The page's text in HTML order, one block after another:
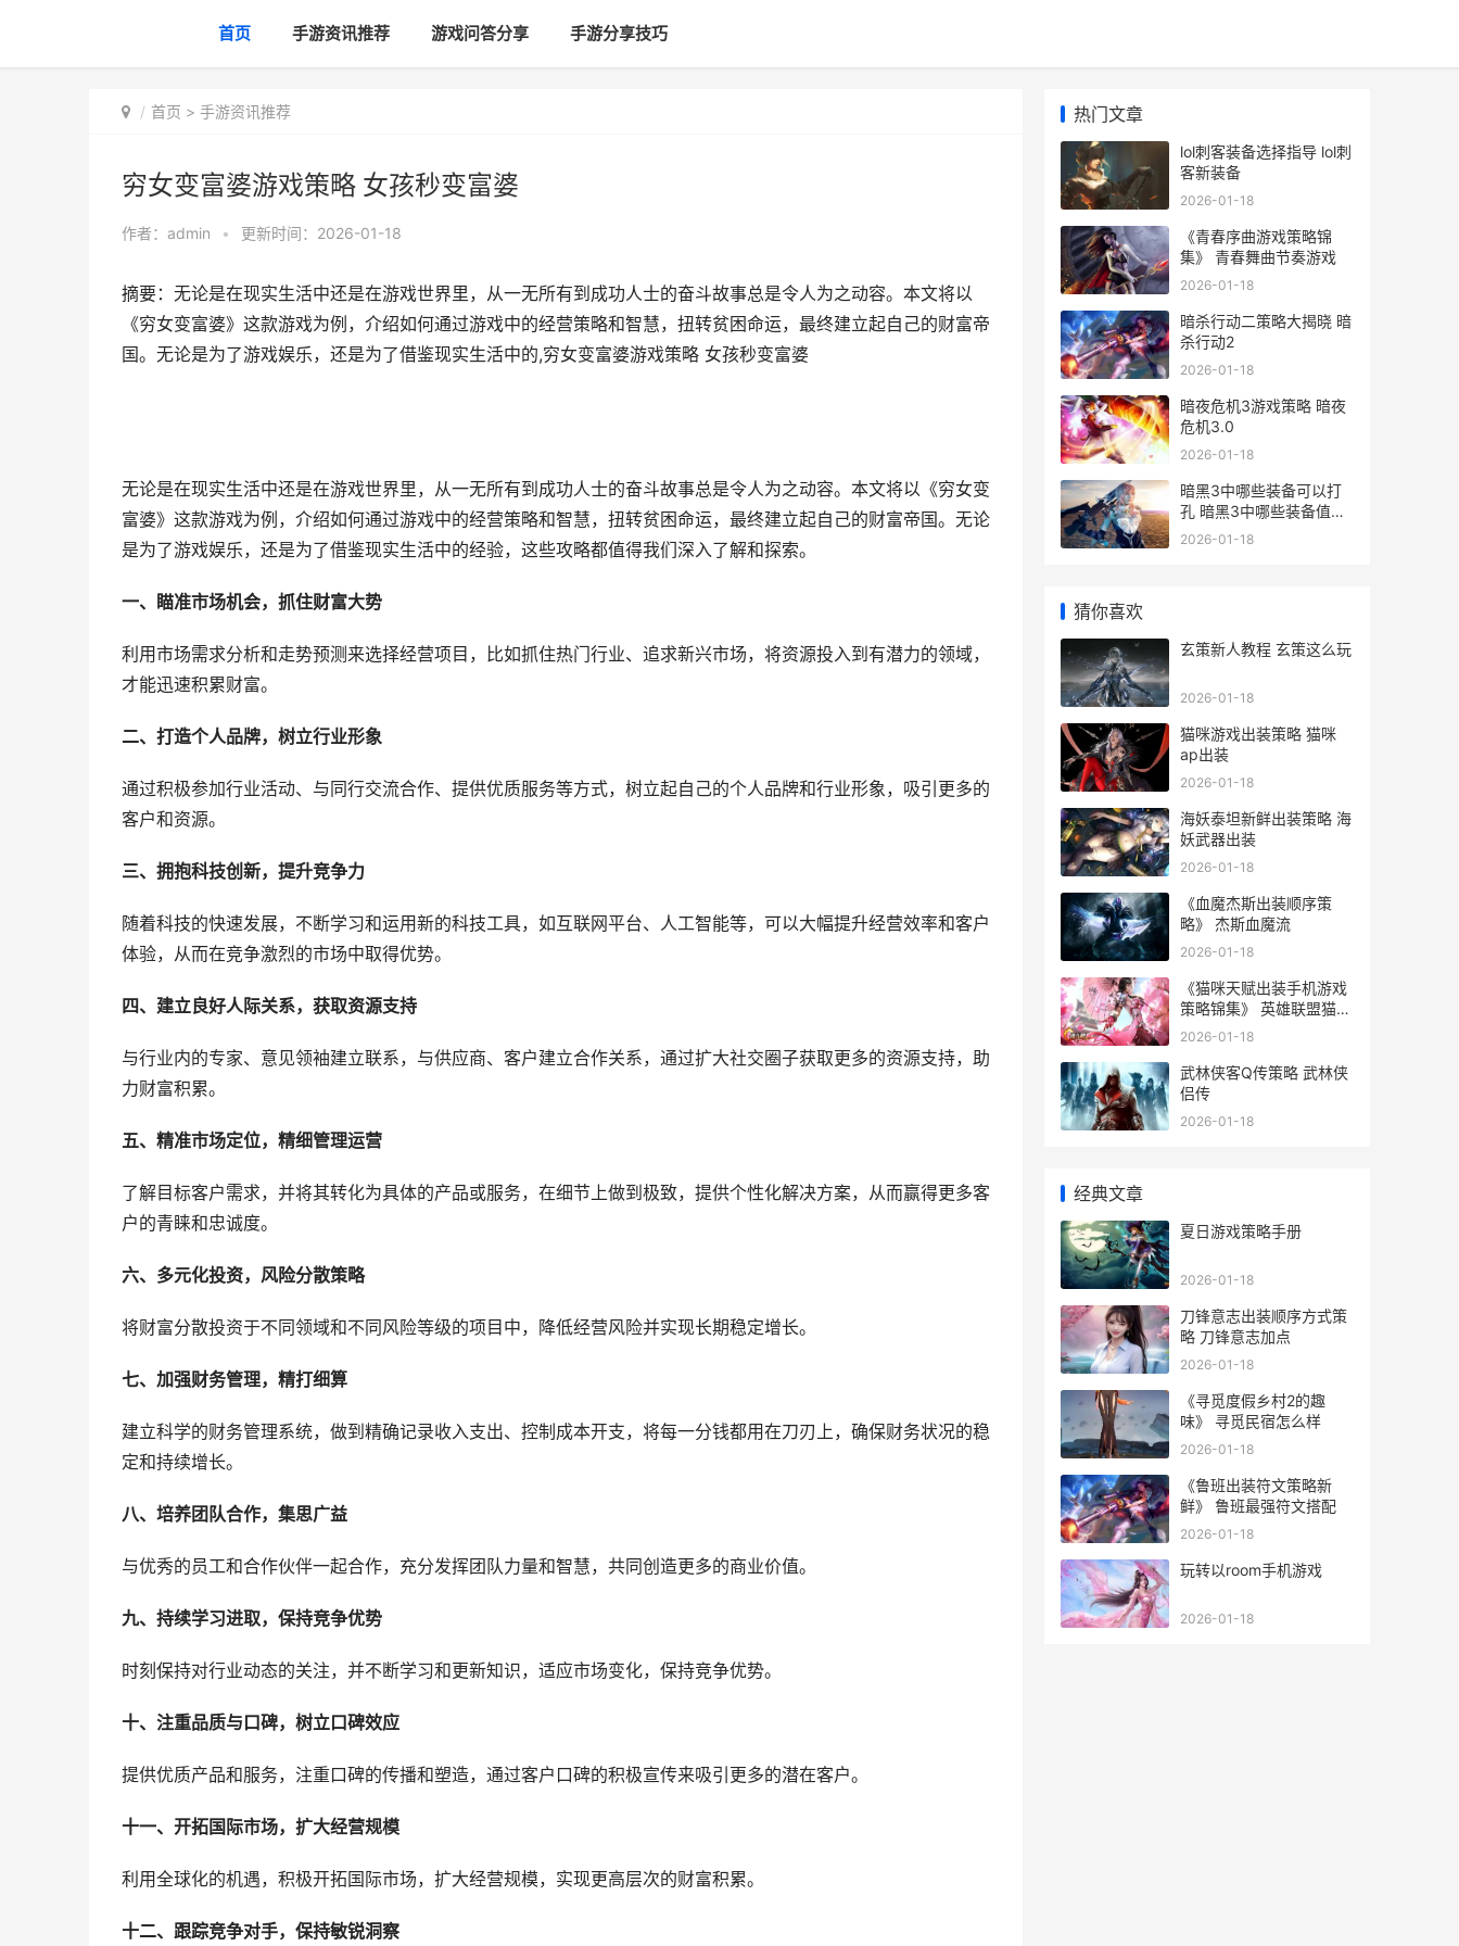
首页 手游资讯推荐 游戏问答分享 手游分享技巧
首页 > 手游资讯推荐
穷女变富婆游戏策略 女孩秒变富婆
作者： admin • 更新时间：2026-01-18
摘要：无论是在现实生活中还是在游戏世界里，从一无所有到成功人士的奋斗故事总是令人为之动容。本文将以
《穷女变富婆》这款游戏为例，介绍如何通过游戏中的经营策略和智慧，扭转贫困命运，最终建立起自己的财富帝
国。无论是为了游戏娱乐，还是为了借鉴现实生活中的,穷女变富婆游戏策略 女孩秒变富婆
无论是在现实生活中还是在游戏世界里，从一无所有到成功人士的奋斗故事总是令人为之动容。本文将以《穷女变
富婆》这款游戏为例，介绍如何通过游戏中的经营策略和智慧，扭转贫困命运，最终建立起自己的财富帝国。无论
是为了游戏娱乐，还是为了借鉴现实生活中的经验，这些攻略都值得我们深入了解和探索。
一、瞄准市场机会，抓住财富大势
利用市场需求分析和走势预测来选择经营项目，比如抓住热门行业、追求新兴市场，将资源投入到有潜力的领域，
才能迅速积累财富。
二、打造个人品牌，树立行业形象
通过积极参加行业活动、与同行交流合作、提供优质服务等方式，树立起自己的个人品牌和行业形象，吸引更多的
客户和资源。
三、拥抱科技创新，提升竞争力
随着科技的快速发展，不断学习和运用新的科技工具，如互联网平台、人工智能等，可以大幅提升经营效率和客户
体验，从而在竞争激烈的市场中取得优势。
四、建立良好人际关系，获取资源支持
与行业内的专家、意见领袖建立联系，与供应商、客户建立合作关系，通过扩大社交圈子获取更多的资源支持，助
力财富积累。
五、精准市场定位，精细管理运营
了解目标客户需求，并将其转化为具体的产品或服务，在细节上做到极致，提供个性化解决方案，从而赢得更多客
户的青睐和忠诚度。
六、多元化投资，风险分散策略
将财富分散投资于不同领域和不同风险等级的项目中，降低经营风险并实现长期稳定增长。
七、加强财务管理，精打细算
建立科学的财务管理系统，做到精确记录收入支出、控制成本开支，将每一分钱都用在刀刃上，确保财务状况的稳
定和持续增长。
八、培养团队合作，集思广益
与优秀的员工和合作伙伴一起合作，充分发挥团队力量和智慧，共同创造更多的商业价值。
九、持续学习进取，保持竞争优势
时刻保持对行业动态的关注，并不断学习和更新知识，适应市场变化，保持竞争优势。
十、注重品质与口碑，树立口碑效应
提供优质产品和服务，注重口碑的传播和塑造，通过客户口碑的积极宣传来吸引更多的潜在客户。
十一、开拓国际市场，扩大经营规模
利用全球化的机遇，积极开拓国际市场，扩大经营规模，实现更高层次的财富积累。
十二、跟踪竞争对手，保持敏锐洞察
热门文章
lol刺客装备选择指导 lol刺
客新装备
2026-01-18
《青春序曲游戏策略锦
集》 青春舞曲节奏游戏
2026-01-18
暗杀行动二策略大揭晓 暗
杀行动2
2026-01-18
暗夜危机3游戏策略 暗夜
危机3.0
2026-01-18
暗黑3中哪些装备可以打
孔 暗黑3中哪些装备值得
换
2026-01-18
猜你喜欢
玄策新人教程 玄策这么玩
2026-01-18
猫咪游戏出装策略 猫咪
ap出装
2026-01-18
海妖泰坦新鲜出装策略 海
妖武器出装
2026-01-18
《血魔杰斯出装顺序策
略》 杰斯血魔流
2026-01-18
《猫咪天赋出装手机游戏
策略锦集》 英雄联盟猫咪
天赋出装
2026-01-18
武林侠客Q传策略 武林侠
侣传
2026-01-18
经典文章
夏日游戏策略手册
2026-01-18
刀锋意志出装顺序方式策
略 刀锋意志加点
2026-01-18
《寻觅度假乡村2的趣
味》 寻觅民宿怎么样
2026-01-18
《鲁班出装符文策略新
鲜》 鲁班最强符文搭配
2026-01-18
玩转以room手机游戏
2026-01-18